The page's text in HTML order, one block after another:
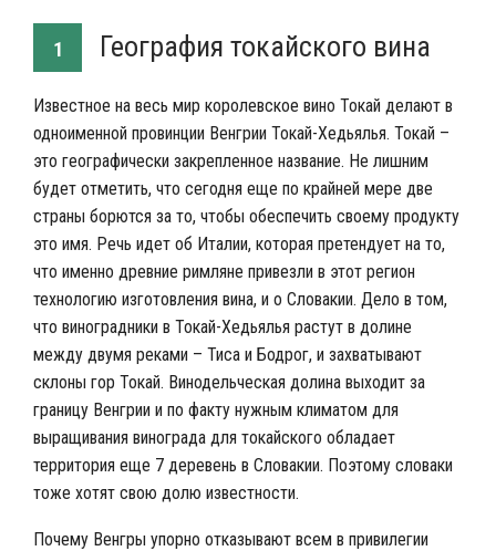
1 География токайского вина
Известное на весь мир королевское вино Токай делают в
одноименной провинции Венгрии Токай-Хедьялья. Токай –
это географически закрепленное название. Не лишним
будет отметить, что сегодня еще по крайней мере две
страны борются за то, чтобы обеспечить своему продукту
это имя. Речь идет об Италии, которая претендует на то,
что именно древние римляне привезли в этот регион
технологию изготовления вина, и о Словакии. Дело в том,
что виноградники в Токай-Хедьялья растут в долине
между двумя реками – Тиса и Бодрог, и захватывают
склоны гор Токай. Винодельческая долина выходит за
границу Венгрии и по факту нужным климатом для
выращивания винограда для токайского обладает
территория еще 7 деревень в Словакии. Поэтому словаки
тоже хотят свою долю известности.
Почему Венгры упорно отказывают всем в привилегии